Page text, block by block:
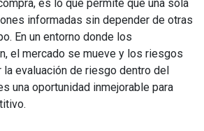
es lo que permite que una sola
informadas sin depender de otras
En un entorno donde los
el mercado se mueve y los riesgos
la evaluación de riesgo dentro del
una oportunidad inmejorable para